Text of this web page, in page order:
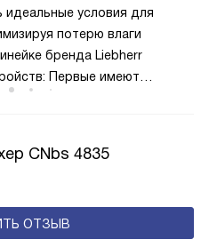
идеальные условия для
потерю влаги
бренда Liebherr
Первые имеют
«сухой стенки». Такие
нулевой зоной
в сериях Plus,
CNbs 4835
ОТЗЫВ